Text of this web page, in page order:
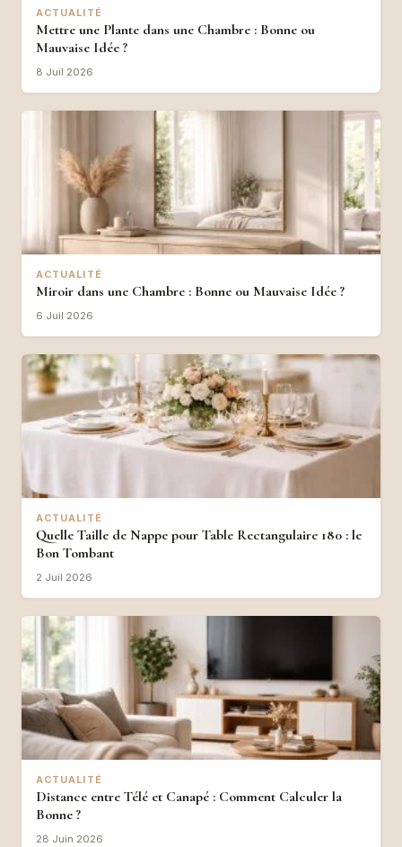
ACTUALITÉ
Mettre une Plante dans une Chambre : Bonne ou
Mauvaise Idée ?
8 Juil 2026
ACTUALITÉ
Miroir dans une Chambre : Bonne ou Mauvaise Idée ?
6 Juil 2026
ACTUALITÉ
Quelle Taille de Nappe pour Table Rectangulaire 180 : le
Bon Tombant
2 Juil 2026
ACTUALITÉ
Distance entre Télé et Canapé : Comment Calculer la
Bonne ?
28 Juin 2026